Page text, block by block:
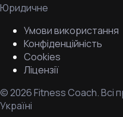
Юридичне
Умови використання
Конфіденційність
Cookies
Ліцензії
©2026Fitness Coach.Всі
Україні